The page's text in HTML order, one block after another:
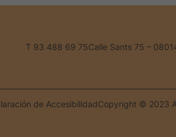
T 93 488 69 75Calle Sants 75 –
de AccesibilidadCopyright © 2023